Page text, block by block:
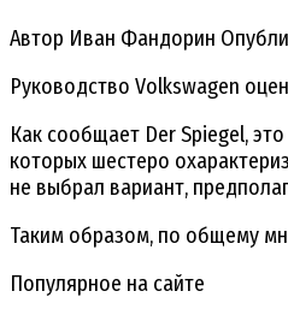
Автор Иван Фандорин
Руководство Volkswagen
Как сообщает Der Spiegel,
которых шестеро
не выбрал вариант,
Таким образом, по общему
Популярное на сайте